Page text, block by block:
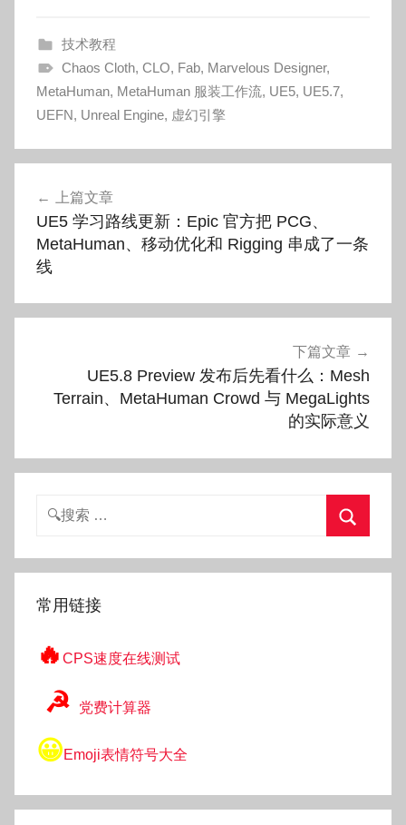
技术教程
Chaos Cloth, CLO, Fab, Marvelous Designer,
MetaHuman, MetaHuman 服装工作流, UE5, UE5.7,
UEFN, Unreal Engine, 虚幻引擎
航
上篇文章
UE5 学习路线更新：Epic 官方把 PCG、
MetaHuman、移动优化和 Rigging 串成了一条
线
下篇文章
UE5.8 Preview 发布后先看什么：Mesh
Terrain、MetaHuman Crowd 与 MegaLights
的实际意义
搜
索
常用链接
🔥 CPS速度在线测试
☭ 党费计算器
😀Emoji表情符号大全